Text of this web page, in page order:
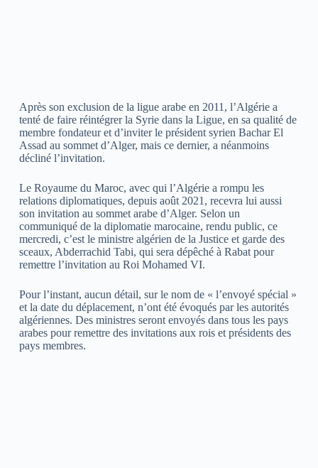
Après son exclusion de la ligue arabe en 2011, l’Algérie a
tenté de faire réintégrer la Syrie dans la Ligue, en sa qualité de
membre fondateur et d’inviter le président syrien Bachar El
Assad au sommet d’Alger, mais ce dernier, a néanmoins
décliné l’invitation.
Le Royaume du Maroc, avec qui l’Algérie a rompu les
relations diplomatiques, depuis août 2021, recevra lui aussi
son invitation au sommet arabe d’Alger. Selon un
communiqué de la diplomatie marocaine, rendu public, ce
mercredi, c’est le ministre algérien de la Justice et garde des
sceaux, Abderrachid Tabi, qui sera dépêché à Rabat pour
remettre l’invitation au Roi Mohamed VI.
Pour l’instant, aucun détail, sur le nom de « l’envoyé spécial »
et la date du déplacement, n’ont été évoqués par les autorités
algériennes. Des ministres seront envoyés dans tous les pays
arabes pour remettre des invitations aux rois et présidents des
pays membres.